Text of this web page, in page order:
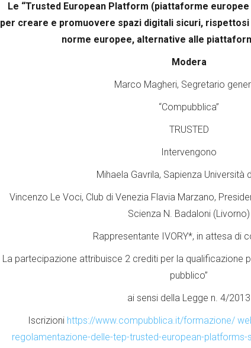
Le “Trusted European Platform (piattaforme europee
per creare e promuovere spazi digitali sicuri,
norme europee, alternative alle
Modera
Marco Magheri, Segretario
“Compubblica”
TRUSTED
Intervengono
Mihaela Gavrila, Sapienza Università
Vincenzo Le Voci, Club di Venezia Flavia Marzano,
Scienza N. Badaloni (Livorno)
Rappresentante IVORY*, in attesa di
La partecipazione attribuisce 2 crediti per la qualificazione
pubblico”
ai sensi della Legge n. 4/2013
Iscrizioni https://www.compubblica.it/formazione/
regolamentazione-delle-tep-trusted-european-